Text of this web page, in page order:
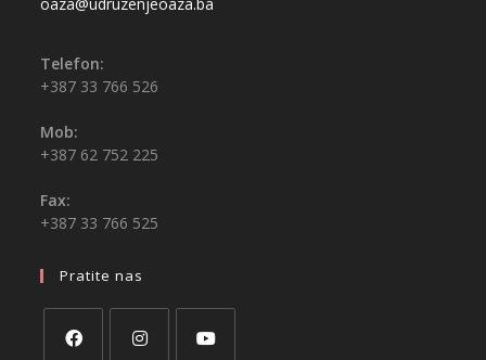
oaza@udruzenjeoaza.ba
Telefon:
+387 33 766 526
Mob:
+387 62 752 225
Fax:
+387 33 766 525
Pratite nas